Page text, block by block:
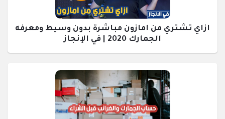
ازاي تشتري من امازون مباشرة بدون وسيط ومعرفه
الجمارك 2020 | في الإنجاز